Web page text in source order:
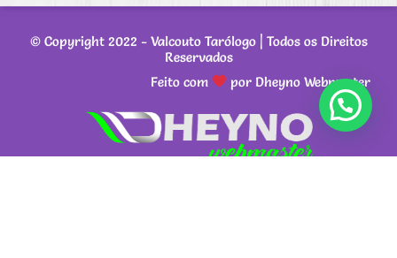
© Copyright 2022 - Valcouto Tarólogo| Todos os Direitos
Reservados
Feito com
por Dheyno Webmaster